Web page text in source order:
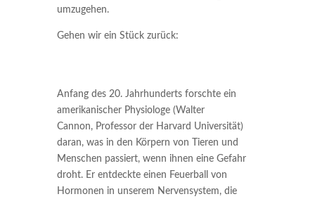
umzugehen.
Gehen wir ein Stück zurück:
Anfang des 20. Jahrhunderts forschte ein
amerikanischer Physiologe (Walter
Cannon,Professor der Harvard Universität)
daran, was in den Körpern von Tieren und
Menschen passiert, wenn ihnen eine Gefahr
droht. Er entdeckte einen Feuerball von
Hormonen in unserem Nervensystem, die